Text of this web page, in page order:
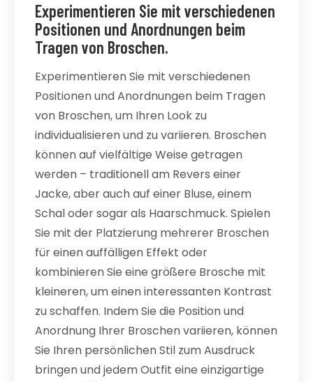
Experimentieren Sie mit verschiedenen
Positionen und Anordnungen beim
Tragen von Broschen.
Experimentieren Sie mit verschiedenen
Positionen und Anordnungen beim Tragen
von Broschen, um Ihren Look zu
individualisieren und zu variieren. Broschen
können auf vielfältige Weise getragen
werden – traditionell am Revers einer
Jacke, aber auch auf einer Bluse, einem
Schal oder sogar als Haarschmuck. Spielen
Sie mit der Platzierung mehrerer Broschen
für einen auffälligen Effekt oder
kombinieren Sie eine größere Brosche mit
kleineren, um einen interessanten Kontrast
zu schaffen. Indem Sie die Position und
Anordnung Ihrer Broschen variieren, können
Sie Ihren persönlichen Stil zum Ausdruck
bringen und jedem Outfit eine einzigartige